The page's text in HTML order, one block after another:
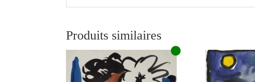
Produits similaires